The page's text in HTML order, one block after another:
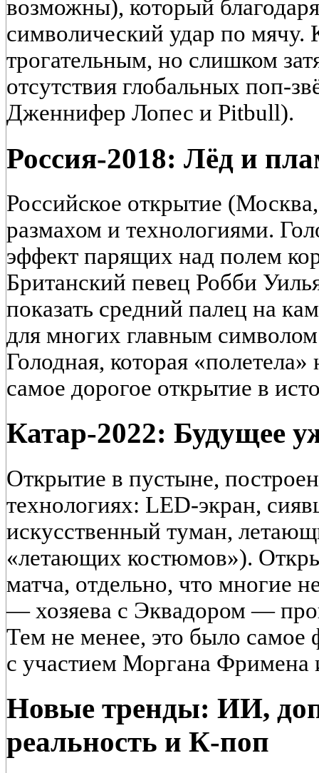
возможны), который
символический удар по мячу.
трогательным, но слишком
отсутствия глобальных поп-
Дженнифер Лопес и Pitbull).
Россия-2018: Лёд и
Российское открытие
размахом и технологиями.
эффект парящих над полем
Британский певец Робби
показать средний палец на
для многих главным символом
Голодная, которая
самое дорогое открытие в
Катар-2022: Будущее
Открытие в пустыне,
технологиях: LED-экран,
искусственный туман,
«летающих костюмов»).
матча, отдельно, что многие
— хозяева с Эквадором —
Тем не менее, это было самое
с участием Моргана Фримена
Новые тренды: ИИ,
реальность и К-поп